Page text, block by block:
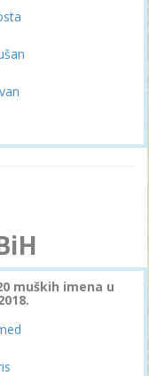
muških imena u